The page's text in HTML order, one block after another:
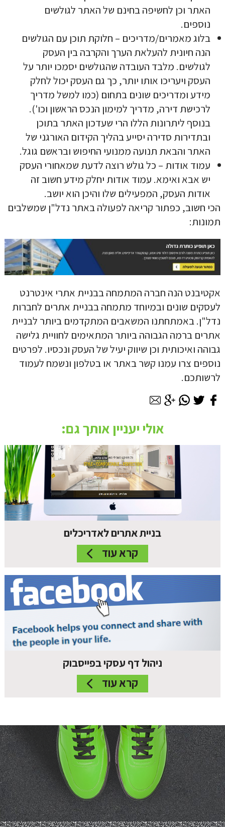
האתר וכן לחשיפה בחינם של האתר לגולשים
נוספים.
בלוג מאמרים/מדריכים – חלוקת תוכן עם הגולשים
הנה חיונית להעלאת הערך והקרבה בין העסק
לגולשים. מלבד העובדה שהגולשים יסמכו יותר על
העסק ויעריכו אותו יותר, כך גם העסק יכול לחלק
מידע ומדריכים שונים בתחום (כמו למשל מדריך
לרכישת דירה, מדריך למימון הנכס הראשון וכו').
בנוסף ליתרונות הללו הרי שעדכון האתר בתוכן
ובתדירות סדירה יסייע בהליך הקידום האורגני של
האתר והבאת תנועה ממנועי החיפוש ובראשם גוגל.
עמוד אודות – כל גולש רוצה לדעת שמאחורי העסק
יש אבא ואימא. עמוד אודות יחלק מידע חשוב זה
אודות העסק, המפעילים שלו והיכן הוא יושב.
הכי חשוב, כפתור קריאה לפעולה באתר נדל"ן שמשלבים
תמונות:
אקטיבנט הנה חברה המתמחה בבניית אתרי אינטרנט
לעסקים שונים ובמיוחד מתמחה בבניית אתרים לחברות
נדל"ן. באמתחתנו המשאבים המתקדמים ביותר לבניית
אתרים ברמה הגבוהה ביותר המתאימים לחוויית גלישה
גבוהה ואיכותית וכן שיווק יעיל של העסק ונכסיו. לפרטים
נוספים צרו עמנו קשר באתר או בטלפון ונשמח לעמוד
לרשותכם.
אולי יעניין אותך גם:
בניית אתרים לאדריכלים
קרא עוד
ניהול דף עסקי בפייסבוק
קרא עוד